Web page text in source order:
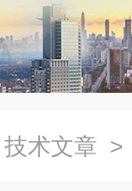
技术文章 >